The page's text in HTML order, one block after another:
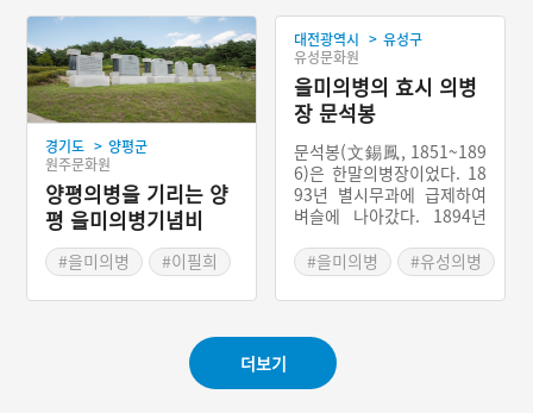
#드라마 촬영지
#강원도 의병
경기도 > 양평군
원주문화원
양평의병을 기리는 양
평 을미의병기념비
#을미의병
#이필희
대전광역시 > 유성구
유성문화원
을미의병의 효시 의병
장 문석봉
문석봉(文錫鳳, 1851~189
6)은 한말의병장이었다. 18
93년 별시무과에 급제하여
벼슬에 나아갔다. 1894년
학농민군을 진압하는데 공
을 세웠다. 이후 단발령과
변복령 등에 반발하여 의병
였다. 1895년 을미사변이
일어나자 9월 18일 대전시
유성에서 의병을 모아 의거
#을미의병
#유성의병
더보기